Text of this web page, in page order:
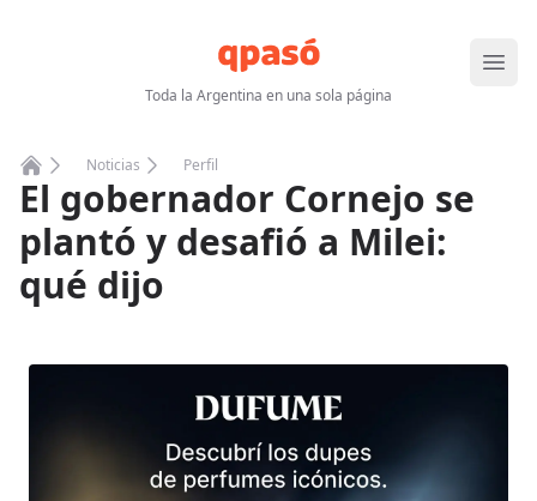
Toda la Argentina en una sola página
Abrir
Home
Noticias Perfil
El gobernador Cornejo se
plantó y desafió a Milei:
qué dijo